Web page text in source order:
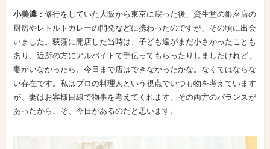
小美濃： 修行をしていた大阪から東京に戻った後、資生堂の銀座店の
厨房やレトルトカレーの開発などに携わったのですが、その頃に出会
いました。荻窪に開店した当時は、子ども達がまだ小さかったことも
あり、近所の方にアルバイトで手伝ってもらったりしましたけれど、
妻がいなかったら、今日まで店はできなかったかな。なくてはならな
い存在です。私はプロの料理人という視点でいつも物を考えています
が、妻はお客様目線で物事を考えてくれます。その両方のバランスが
あったからこそ、今日があるのだと思います。